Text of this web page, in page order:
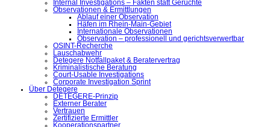
Internal Investigations – Fakten statt Gerüchte
Observationen & Ermittlungen
Ablauf einer Observation
Häfen im Rhein-Main-Gebiet
Internationale Observationen
Observation – professionell und gerichtsverwertbar
OSINT-Recherche
Lauschabwehr
Detegere Notfallpaket & Beratervertrag
Kriminalistische Beratung
Court-Usable Investigations
Corporate Investigation Sprint
Über Detegere
DETEGERE-Prinzip
Externer Berater
Vertrauen
Zertifizierte Ermittler
Kooperationspartner